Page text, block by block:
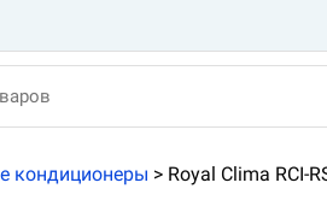
кондиционеры > Royal Clima RCI-